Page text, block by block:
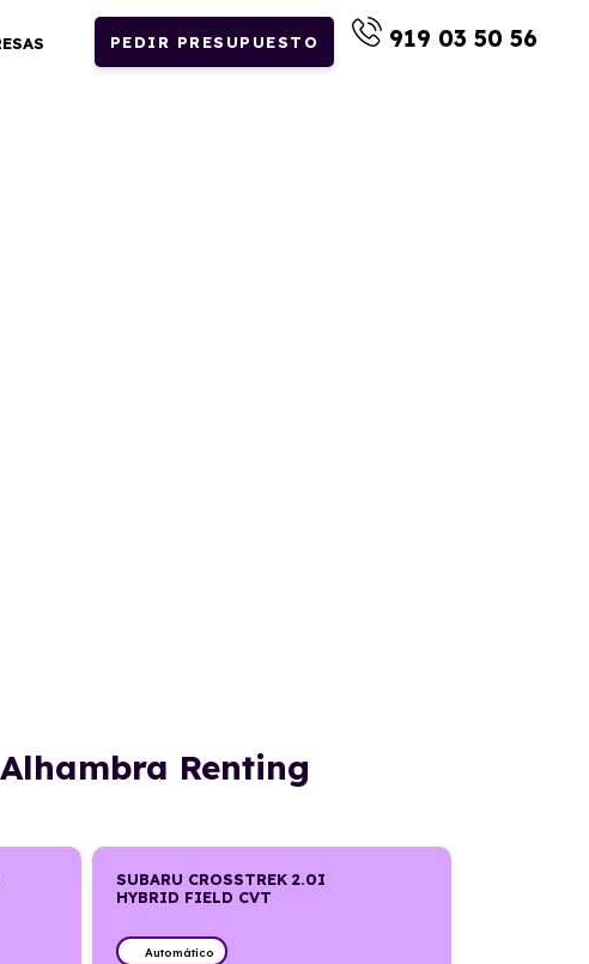
PEDIR PRESUPUESTO 919 03 50 56
Renting
SUBARU CROSSTREK 2.0I
HYBRID FIELD CVT
Automático